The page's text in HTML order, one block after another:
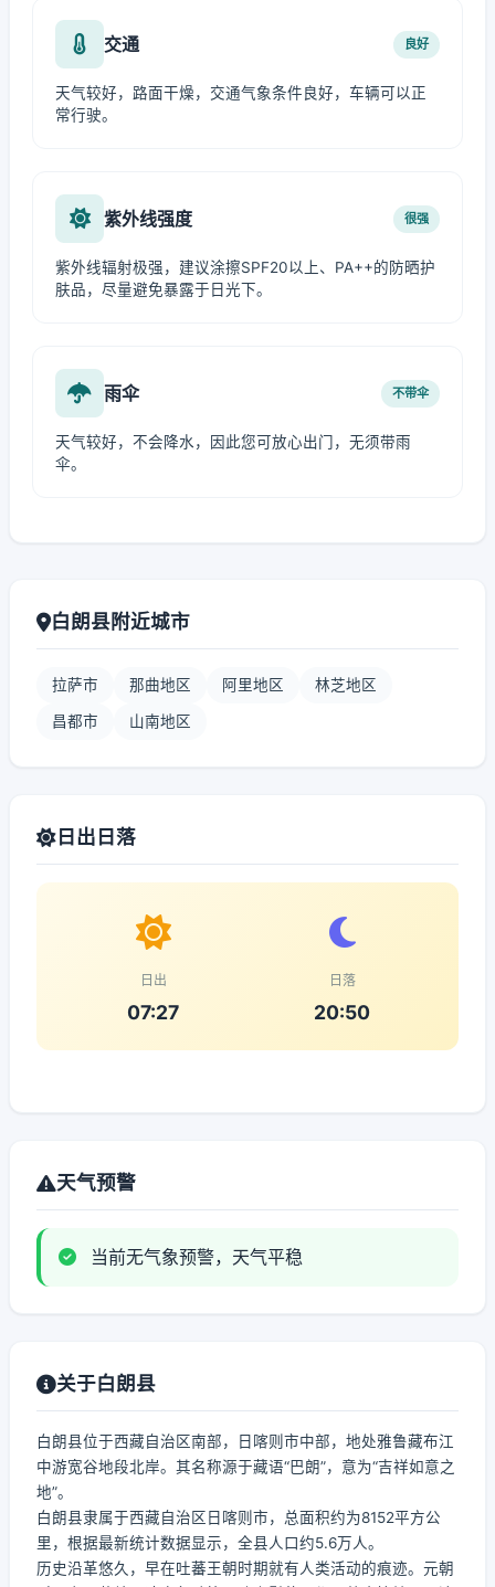
交通 良好
天气较好，路面干燥，交通气象条件良好，车辆可以正
常行驶。
紫外线强度 很强
紫外线辐射极强，建议涂擦SPF20以上、PA++的防晒护
肤品，尽量避免暴露于日光下。
雨伞 不带伞
天气较好，不会降水，因此您可放心出门，无须带雨
伞。
白朗县附近城市
拉萨市 那曲地区 阿里地区 林芝地区
昌都市 山南地区
日出日落
日出
07:27
日落
20:50
天气预警
当前无气象预警，天气平稳
关于白朗县
白朗县位于西藏自治区南部，日喀则市中部，地处雅鲁藏布江
中游宽谷地段北岸。其名称源于藏语“巴朗”，意为“吉祥如意之
地”。
白朗县隶属于西藏自治区日喀则市，总面积约为8152平方公
里，根据最新统计数据显示，全县人口约5.6万人。
历史沿革悠久，早在吐蕃王朝时期就有人类活动的痕迹。元朝